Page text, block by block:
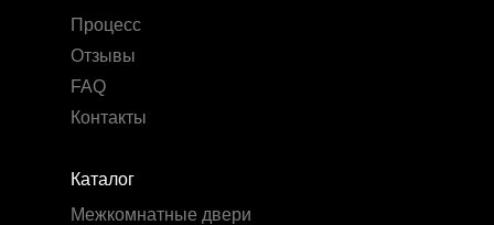
Каталог
Межкомнатные двери
Процесс
Отзывы
FAQ
Контакты